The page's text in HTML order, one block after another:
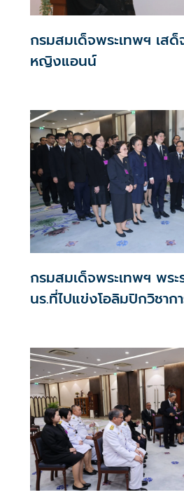
กรมสมเด็จพระเทพฯ เสด็
หญิงแอนน์
กรมสมเด็จพระเทพฯ พร
นร.ที่ไปแข่งโอลิมปิกวิชากา